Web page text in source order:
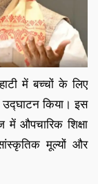
में बच्चों के लिए
उद्घाटन किया। इस
औपचारिक शिक्षा
मूल्यों और